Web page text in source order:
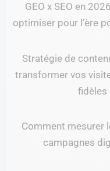
GEO x SEO en
optimiser pour l’ère
Stratégie de
transformer vos
fidèles
Comment mesurer
campagnes